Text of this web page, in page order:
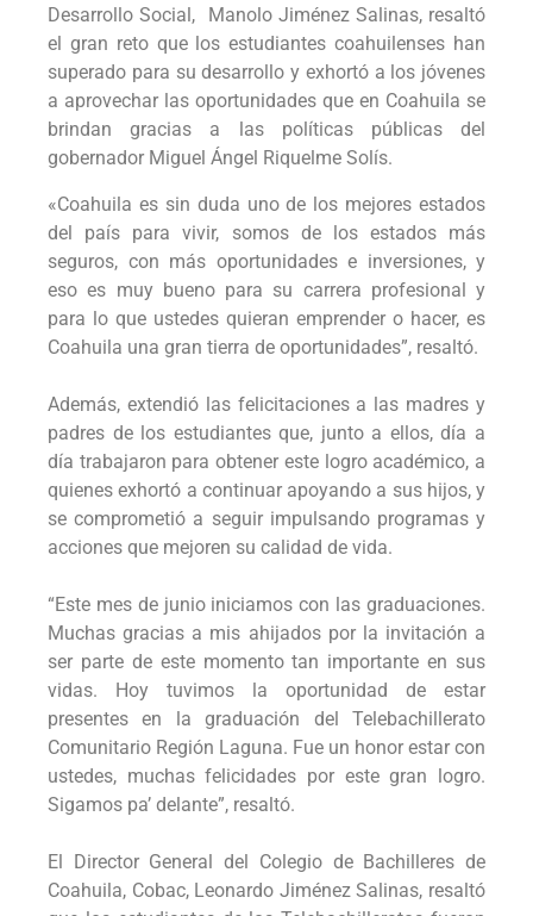
Desarrollo Social, Manolo Jiménez Salinas, resaltó
el gran reto que los estudiantes coahuilenses han
superado para su desarrollo y exhortó a los jóvenes
a aprovechar las oportunidades que en Coahuila se
brindan gracias a las políticas públicas del
gobernador Miguel Ángel Riquelme Solís.
«Coahuila es sin duda uno de los mejores estados
del país para vivir, somos de los estados más
seguros, con más oportunidades e inversiones, y
eso es muy bueno para su carrera profesional y
para lo que ustedes quieran emprender o hacer, es
Coahuila una gran tierra de oportunidades”, resaltó.
Además, extendió las felicitaciones a las madres y
padres de los estudiantes que, junto a ellos, día a
día trabajaron para obtener este logro académico, a
quienes exhortó a continuar apoyando a sus hijos, y
se comprometió a seguir impulsando programas y
acciones que mejoren su calidad de vida.
“Este mes de junio iniciamos con las graduaciones.
Muchas gracias a mis ahijados por la invitación a
ser parte de este momento tan importante en sus
vidas. Hoy tuvimos la oportunidad de estar
presentes en la graduación del Telebachillerato
Comunitario Región Laguna. Fue un honor estar con
ustedes, muchas felicidades por este gran logro.
Sigamos pa’ delante”, resaltó.
El Director General del Colegio de Bachilleres de
Coahuila, Cobac, Leonardo Jiménez Salinas, resaltó